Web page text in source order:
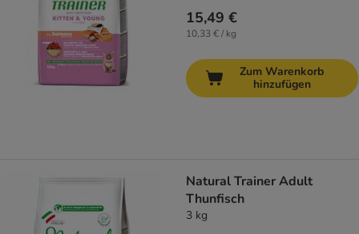
15,49 €
10,33 € / kg
Zum Warenkorb
hinzufügen
Natural Trainer Adult
Thunfisch
3 kg